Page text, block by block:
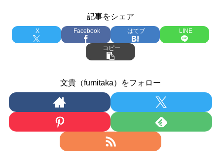
記事をシェア
X Facebook はてブ LINE
コピー
文貴（fumitaka）をフォロー